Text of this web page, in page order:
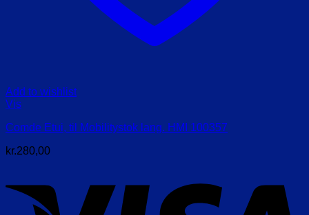
Add to wishlist
Vis
Comde Etui, til Mobilitystok lang. HMI 100357
kr.280,00